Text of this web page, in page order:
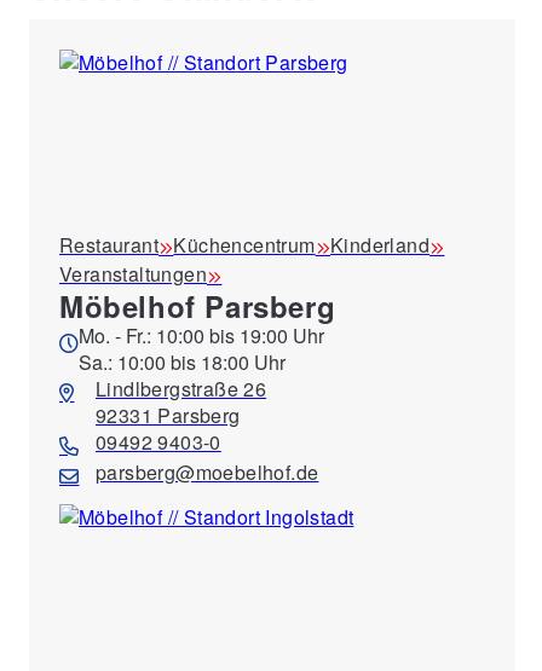
Restaurant Küchencentrum
Kinderland
Veranstaltungen
Möbelhof Parsberg
Mo. - Fr.: 10:00 bis 19:00 Uhr
Sa.: 10:00 bis 18:00 Uhr
Lindlbergstraße 26
92331 Parsberg
09492 9403-0
parsberg@moebelhof.de